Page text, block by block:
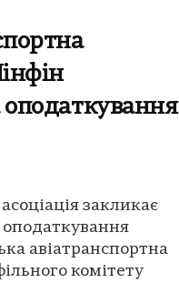
оподаткування
закликає
авіатранспортна
комітету